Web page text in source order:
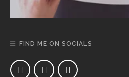
FIND ME ON SOCIALS